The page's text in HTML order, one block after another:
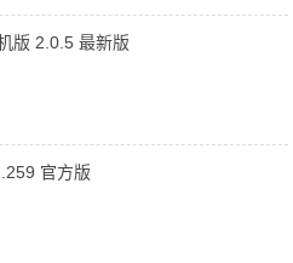
版 2.0.5 最新版
官方版